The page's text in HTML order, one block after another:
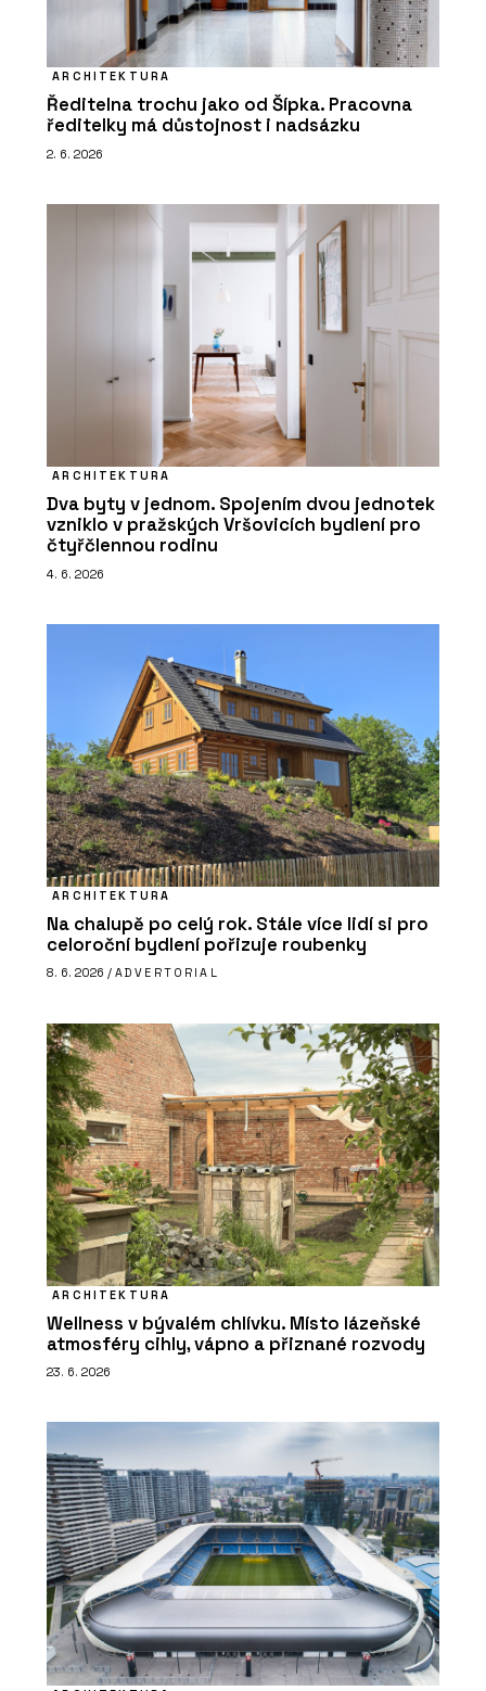
ARCHITEKTURA
Ředitelna trochu jako od Šípka. Pracovna
ředitelky má důstojnost i nadsázku
2. 6. 2026
ARCHITEKTURA
Dva byty v jednom. Spojením dvou jednotek
vzniklo v pražských Vršovicích bydlení pro
čtyřčlennou rodinu
4. 6. 2026
ARCHITEKTURA
Na chalupě po celý rok. Stále více lidí si pro
celoroční bydlení pořizuje roubenky
8. 6. 2026 / ADVERTORIAL
ARCHITEKTURA
Wellness v bývalém chlívku. Místo lázeňské
atmosféry cihly, vápno a přiznané rozvody
23. 6. 2026